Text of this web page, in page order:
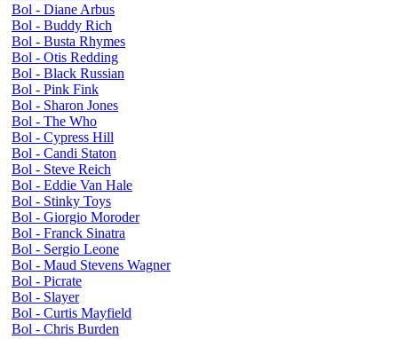
Bol - Diane Arbus
Bol - Buddy Rich
Bol - Busta Rhymes
Bol - Otis Redding
Bol - Black Russian
Bol - Pink Fink
Bol - Sharon Jones
Bol - The Who
Bol - Cypress Hill
Bol - Candi Staton
Bol - Steve Reich
Bol - Eddie Van Hale
Bol - Stinky Toys
Bol - Giorgio Moroder
Bol - Franck Sinatra
Bol - Sergio Leone
Bol - Maud Stevens Wagner
Bol - Picrate
Bol - Slayer
Bol - Curtis Mayfield
Bol - Chris Burden